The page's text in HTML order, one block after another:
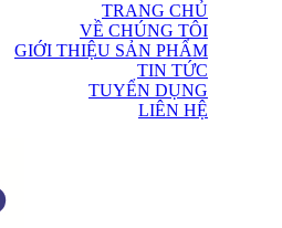
TRANG CHỦ
VỀ CHÚNG TÔI
GIỚI THIỆU SẢN PHẨM
TIN TỨC
TUYỂN DỤNG
LIÊN HỆ